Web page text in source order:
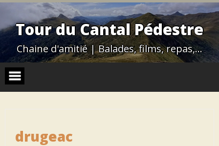
Skip
contentTour du Cantal Pédestre
Chaine d'amitié | Balades, films, repas,…
drugeac